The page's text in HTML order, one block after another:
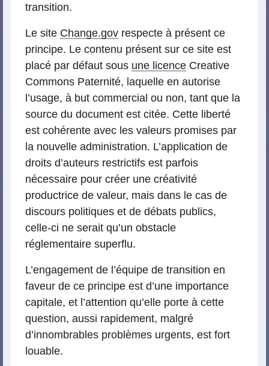
transition.
Le site Change.gov respecte à présent ce
principe. Le contenu présent sur ce site est
placé par défaut sous une licence Creative
Commons Paternité, laquelle en autorise
l’usage, à but commercial ou non, tant que la
source du document est citée. Cette liberté
est cohérente avec les valeurs promises par
la nouvelle administration. L’application de
droits d’auteurs restrictifs est parfois
nécessaire pour créer une créativité
productrice de valeur, mais dans le cas de
discours politiques et de débats publics,
celle-ci ne serait qu’un obstacle
réglementaire superflu.
L’engagement de l’équipe de transition en
faveur de ce principe est d’une importance
capitale, et l’attention qu’elle porte à cette
question, aussi rapidement, malgré
d’innombrables problèmes urgents, est fort
louable.